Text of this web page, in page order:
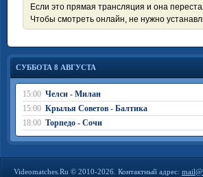
Если это прямая трансляция и она
Чтобы смотреть онлайн, не нужно
СУББОТА 8 АВГУСТА
15:00 Челси - Милан
15:00 Крылья Советов - Балтика
18:00 Торпедо - Сочи
Videomatches.Ru © 2010-2026. Контактный адрес: